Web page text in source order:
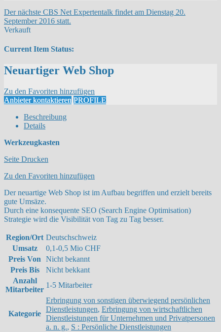
Der nächste CBS Net Expertentalk findet am Dienstag 20.
September 2016 statt.
Verkauft
Current Item Status:
Neuartiger Web Shop
Zu den Favoriten hinzufügen
Anbieter kontaktieren PROFILE
Beschreibung
Details
Werkzeugkasten
Seite Drucken
Zu den Favoriten hinzufügen
Der neuartige Web Shop ist im Aufbau begriffen und erzielt bereits
gute Umsäze.
Durch eine konsequente SEO (Search Engine Optimisation)
Strategie wird die Visibilität von Tag zu Tag besser.
Region/Ort Deutschschweiz
Umsatz
0,1-0,5 Mio CHF
Preis Von
Nicht bekannt
Preis Bis
Nicht bekkant
Anzahl
Mitarbeiter
1-5 Mitarbeiter
Kategorie
Erbringung von sonstigen überwiegend persönlichen
Dienstleistungen, Erbringung von wirtschaftlichen
Dienstleistungen für Unternehmen und Privatpersonen
a. n. g., S : Persönliche Dienstleistungen